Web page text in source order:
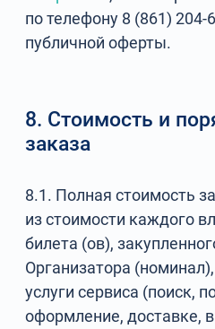
по телефону 8 (861) 204-
публичной оферты.
8. Стоимость и
заказа
8.1. Полная стоимость
из стоимости каждого
билета (ов),
Организатора
услуги сервиса (поиск,
оформление, доставке,